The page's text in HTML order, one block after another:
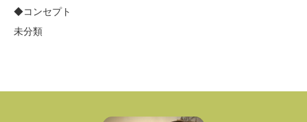
◆コンセプト
未分類